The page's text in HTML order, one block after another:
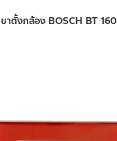
ขาตั้งกล้อง BOSCH BT 160